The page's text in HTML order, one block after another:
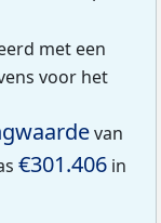
met een
voor het
van
€301.406 in